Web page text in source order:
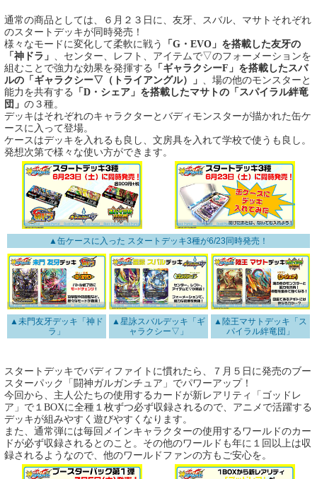
通常の商品としては、６月２３日に、友牙、スバル、マサトそれぞれ
のスタートデッキが同時発売！
様々なモードに変化して柔軟に戦う
「G・EVO」を搭載した友牙の
「神ドラ」
、センター、レフト、アイテムで▽のフォーメーションを
組むことで強力な効果を発揮する
「ギャラクシーF」を搭載したスバ
ルの「ギャラクシー▽（トライアングル）」
、場の他のモンスターと
能力を共有する
「D・シェア」を搭載したマサトの「スパイラル絆竜
団」 の３種。
デッキはそれぞれのキャラクターとバディモンスターが描かれた缶ケ
ースに入って登場。
ケースはデッキを入れるも良し、文房具を入れて学校で使うも良し。
発想次第で様々な使い方ができます。
▲缶ケースに入った スタートデッキ3種が6/23同時発売！
▲未門友牙デッキ「神ド
ラ」
▲星詠スバルデッキ「ギ
ャラクシー▽」
▲陸王マサトデッキ「ス
パイラル絆竜団」
スタートデッキでバディファイトに慣れたら、７月５日に発売のブー
スターパック「闘神ガルガンチュア」でパワーアップ！
今回から、主人公たちの使用するカードが新レアリティ「ゴッドレ
ア」で１BOXに全種１枚ずつ必ず収録されるので、アニメで活躍する
デッキが組みやすく遊びやすくなります。
また、通常弾には毎回メインキャラクターの使用するワールドのカー
ドが必ず収録されるとのこと。その他のワールドも年に１回以上は収
録されるようなので、他のワールドファンの方もご安心を。